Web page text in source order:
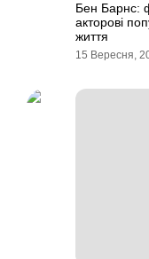
Бен Барнс:
акторові
життя
15 Вересня,